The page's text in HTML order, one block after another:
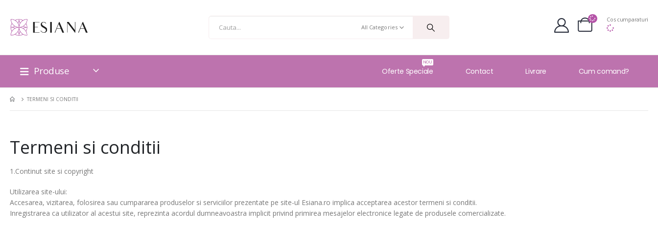
All Categories
Cos cumparaturi
Produse Oferte Speciale
NOU
Contact Livrare Cum comand?
TERMENI SI CONDITII
Termeni si conditii
1.Continut site si copyright
Utilizarea site-ului:
Accesarea, vizitarea, folosirea sau cumpararea produselor si serviciilor prezentate pe site-ul Esiana.ro implica acceptarea acestor termeni si conditii.
Inregistrarea ca utilizator al acestui site, reprezinta acordul dumneavoastra implicit privind primirea mesajelor electronice legate de produsele comercializate.